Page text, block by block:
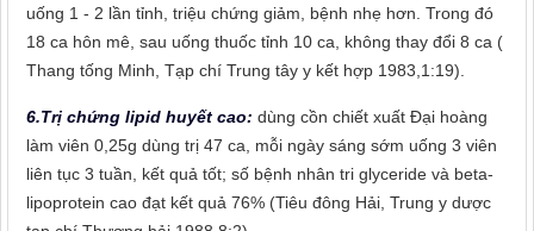
uống 1 - 2 lần tỉnh, triệu chứng giảm, bệnh nhẹ hơn. Trong đó
18 ca hôn mê, sau uống thuốc tỉnh 10 ca, không thay đổi 8 ca (
Thang tống Minh, Tạp chí Trung tây y kết hợp 1983,1:19).
6.Trị chứng lipid huyết cao: dùng cồn chiết xuất Đại hoàng
làm viên 0,25g dùng trị 47 ca, mỗi ngày sáng sớm uống 3 viên
liên tục 3 tuần, kết quả tốt; số bệnh nhân tri glyceride và beta-
lipoprotein cao đạt kết quả 76% (Tiêu đông Hải, Trung y dược